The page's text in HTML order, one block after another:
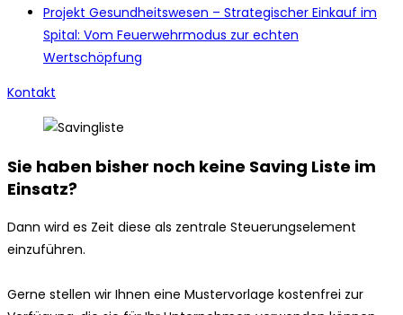
Projekt Gesundheitswesen – Strategischer Einkauf im
Spital: Vom Feuerwehrmodus zur echten
Wertschöpfung
Kontakt
Sie haben bisher noch keine Saving Liste im
Einsatz?
Dann wird es Zeit diese als zentrale Steuerungselement
einzuführen.
Gerne stellen wir Ihnen eine Mustervorlage kostenfrei zur